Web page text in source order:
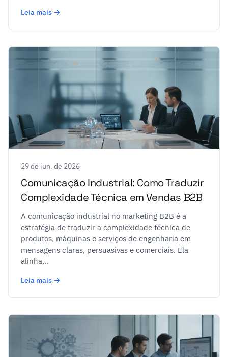
Leia mais →
29 de jun. de 2026
Comunicação Industrial: Como Traduzir
Complexidade Técnica em Vendas B2B
A comunicação industrial no marketing B2B é a
estratégia de traduzir a complexidade técnica de
produtos, máquinas e serviços de engenharia em
mensagens claras, persuasivas e comerciais. Ela
alinha...
Leia mais →